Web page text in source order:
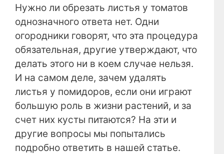
Нужно ли обрезать листья у томатов
однозначного ответа нет. Одни
огородники говорят, что эта процедура
обязательная, другие утверждают, что
делать этого ни в коем случае нельзя.
И на самом деле, зачем удалять
листья у помидоров, если они играют
большую роль в жизни растений, и за
счет них кусты питаются? На эти и
другие вопросы мы попытались
подробно ответить в нашей статье.